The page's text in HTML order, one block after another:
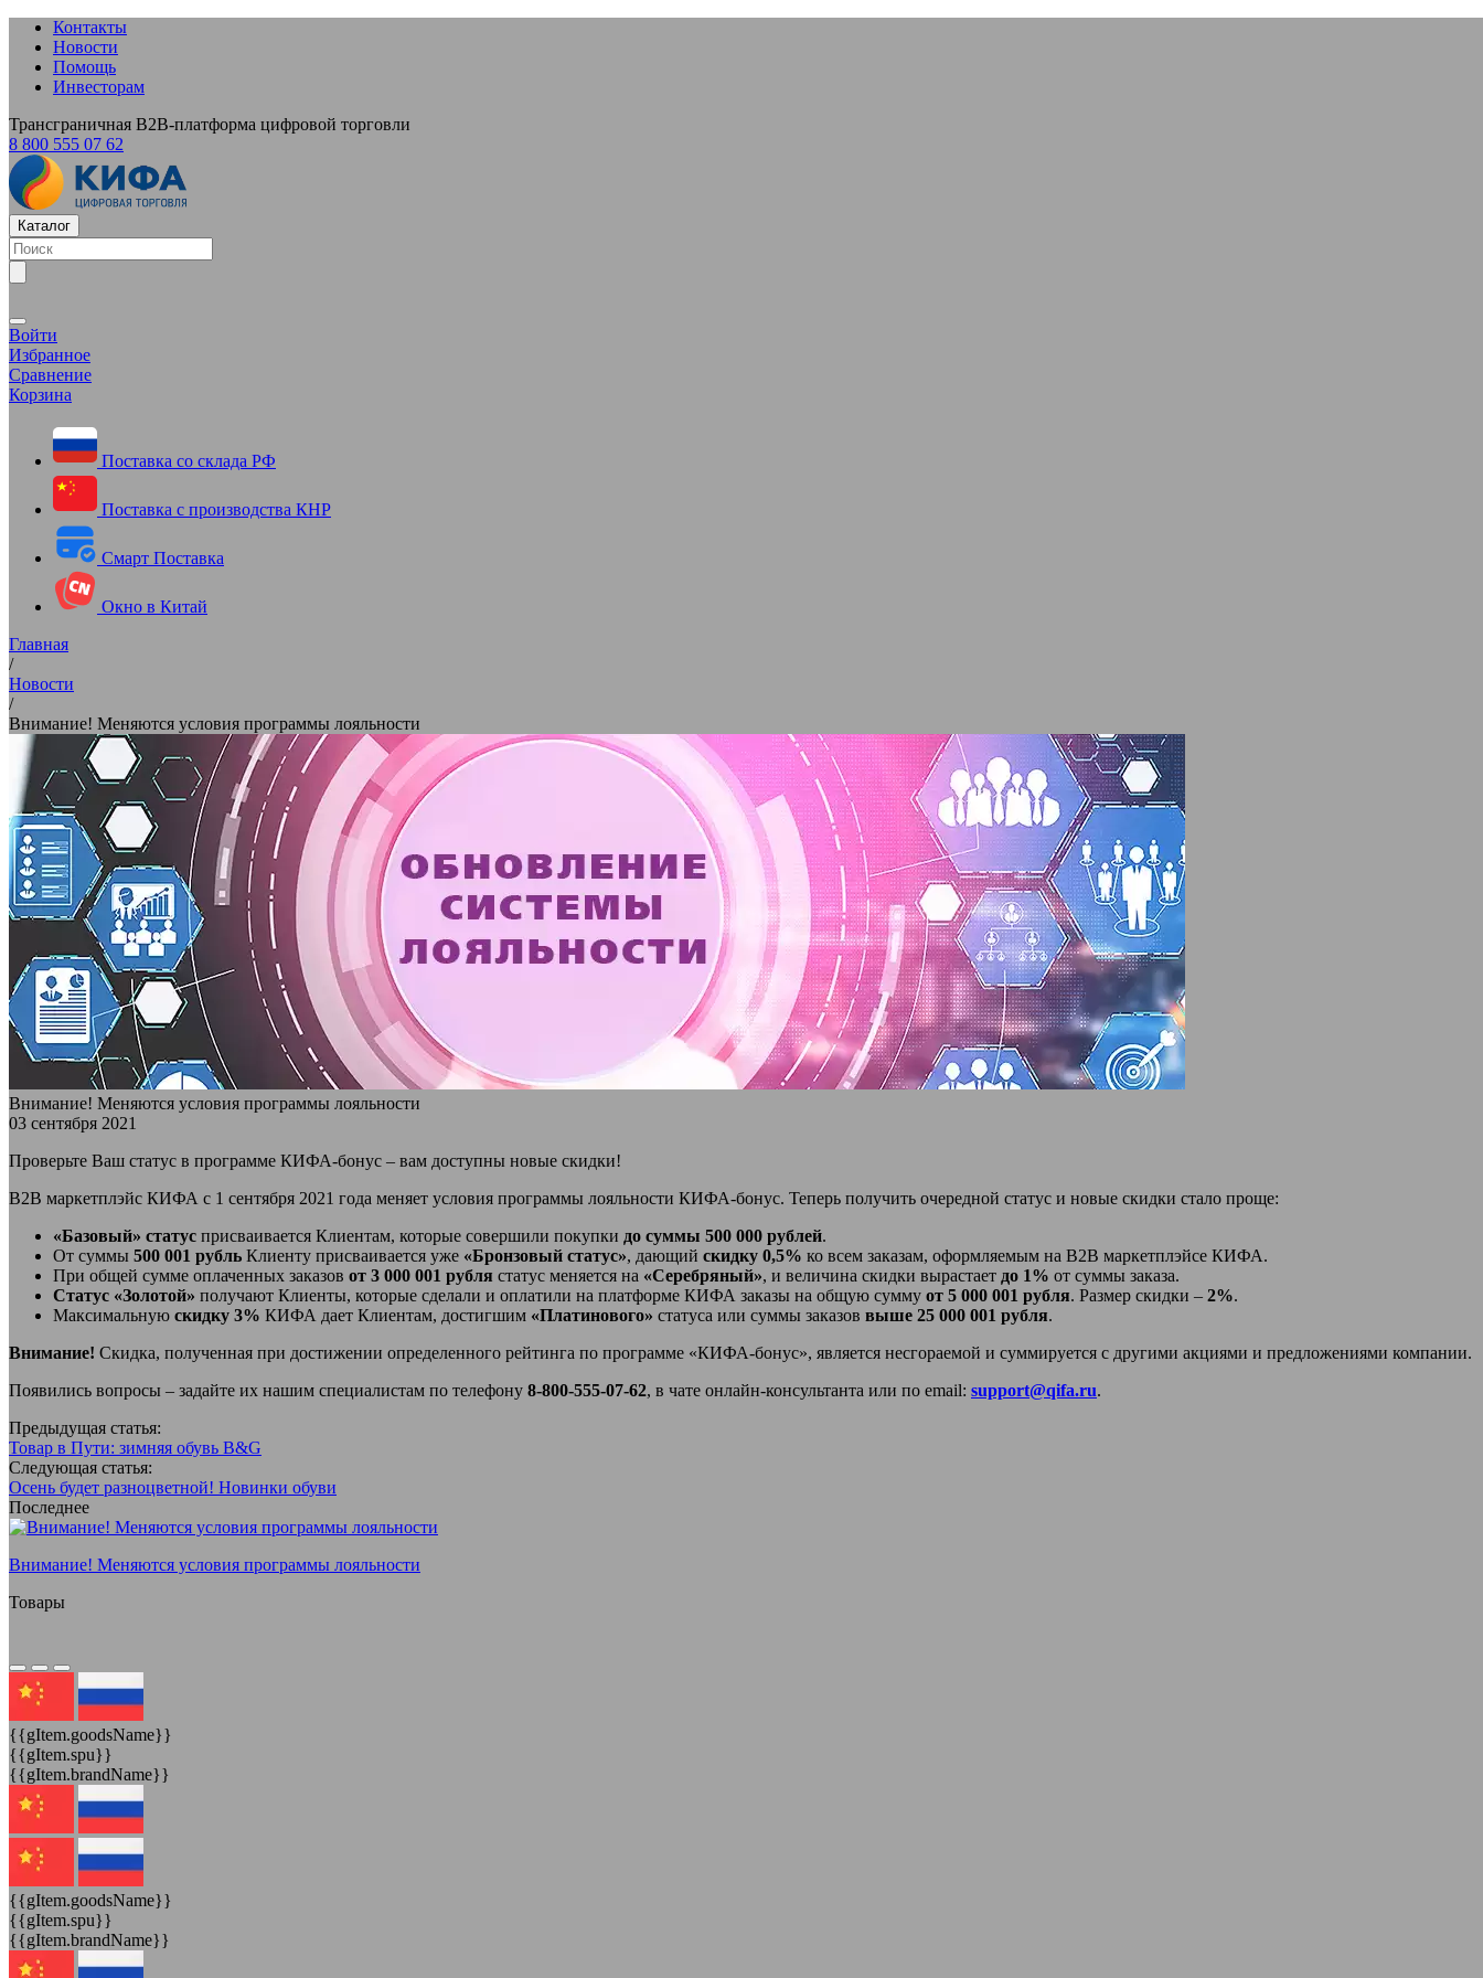
Контакты
Новости
Помощь
Инвесторам
Трансграничная B2B-платформа цифровой торговли
8 800 555 07 62
Каталог
Войти
Избранное
Сравнение
Корзина
Поставка со склада РФ
Поставка с производства КНР
Смарт Поставка
Окно в Китай
Главная
/
Новости
/
Внимание! Меняются условия программы лояльности
Внимание! Меняются условия программы лояльности
03 сентября 2021
Проверьте Ваш статус в программе КИФА-бонус – вам доступны новые скидки!
B2B маркетплэйс КИФА с 1 сентября 2021 года меняет условия программы лояльности КИФА-бонус. Теперь получить очередной статус и новые скидки стало проще:
«Базовый» статус присваивается Клиентам, которые совершили покупки до суммы 500 000 рублей.
От суммы 500 001 рубль Клиенту присваивается уже «Бронзовый статус», дающий скидку 0,5% ко всем заказам, оформляемым на B2B маркетплэйсе КИФА.
При общей сумме оплаченных заказов от 3 000 001 рубля статус меняется на «Серебряный», и величина скидки вырастает до 1% от суммы заказа.
Статус «Золотой» получают Клиенты, которые сделали и оплатили на платформе КИФА заказы на общую сумму от 5 000 001 рубля. Размер скидки – 2%.
Максимальную скидку 3% КИФА дает Клиентам, достигшим «Платинового» статуса или суммы заказов выше 25 000 001 рубля.
Внимание! Скидка, полученная при достижении определенного рейтинга по программе «КИФА-бонус», является несгораемой и суммируется с другими акциями и предложениями компании.
Появились вопросы – задайте их нашим специалистам по телефону 8-800-555-07-62, в чате онлайн-консультанта или по email: support@qifa.ru.
Предыдущая статья:
Товар в Пути: зимняя обувь B&G
Следующая статья:
Осень будет разноцветной! Новинки обуви
Последнее
Внимание! Меняются условия программы лояльности
Товары
{{gItem.goodsName}}
{{gItem.spu}}
{{gItem.brandName}}
{{gItem.goodsName}}
{{gItem.spu}}
{{gItem.brandName}}